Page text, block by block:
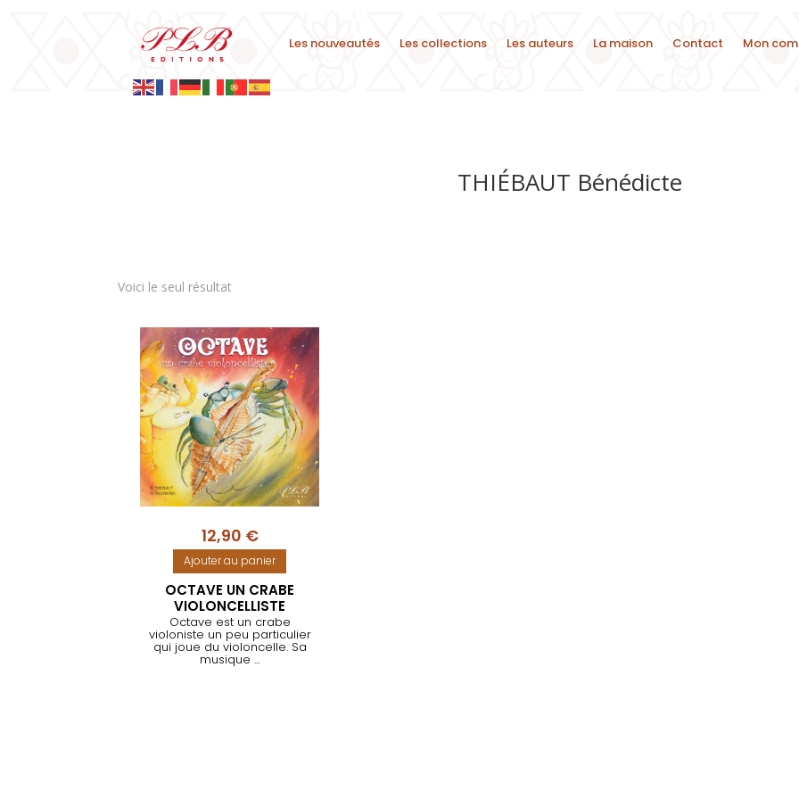
Les nouveautés Les collections Les auteurs La maison Contact Mon
THIÉBAUT Bénédicte
Voici le seul résultat
12,90 €
Ajouter au panier
OCTAVE UN CRABE
VIOLONCELLISTE
Octave est un crabe
violoniste un peu particulier
qui joue du violoncelle. Sa
musique ...